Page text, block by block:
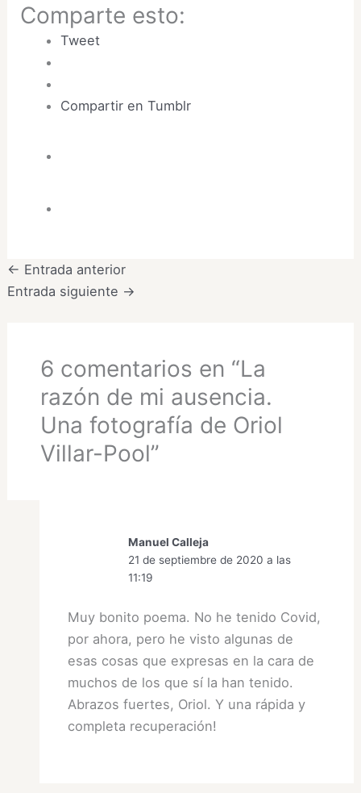
Comparte esto:
Tweet
Compartir en Tumblr
← Entrada anterior
Entrada siguiente →
6 comentarios en “La
razón de mi ausencia.
Una fotografía de Oriol
Villar-Pool”
Manuel Calleja
21 de septiembre de 2020 a las
11:19
Muy bonito poema. No he tenido Covid,
por ahora, pero he visto algunas de
esas cosas que expresas en la cara de
muchos de los que sí la han tenido.
Abrazos fuertes, Oriol. Y una rápida y
completa recuperación!